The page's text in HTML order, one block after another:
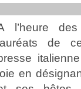
l’heure
de
en